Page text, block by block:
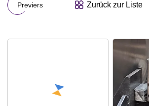
Previers Zurück zur Liste